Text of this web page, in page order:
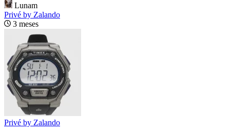
Lunam
Privé by Zalando
3 meses
Privé by Zalando